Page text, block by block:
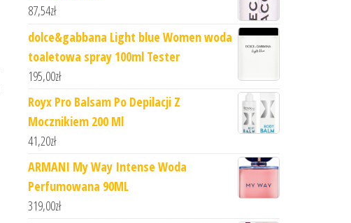
87,54zł
dolce&gabbana Light blue Women woda
toaletowa spray 100ml Tester
195,00zł
Royx Pro Balsam Po Depilacji Z
Mocznikiem 200 Ml
41,20zł
ARMANI My Way Intense Woda
Perfumowana 90ML
319,00zł